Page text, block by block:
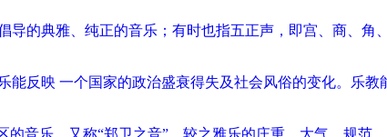
导的典雅、纯正的音乐；有时也指五正声，即宫、商、
反映 一个国家的政治盛衰得失及社会风俗的变化。乐